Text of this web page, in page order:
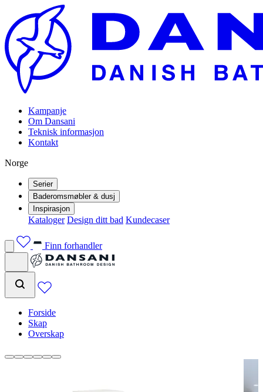
Kampanje
Om Dansani
Teknisk informasjon
Kontakt
Norge
Serier
Baderomsmøbler & dusj
Inspirasjon
Kataloger Design ditt bad Kundecaser
Finn forhandler
Forside
Skap
Overskap